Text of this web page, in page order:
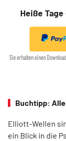
Heiße
Sie erhalten einen
Buchtipp:
Elliott-Wellen
ein Blick in die